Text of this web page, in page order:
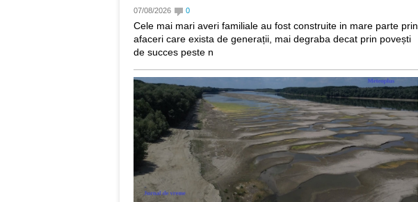
07/08/2026 0
Cele mai mari averi familiale au fost construite in mare parte prin
afaceri care exista de generații, mai degraba decat prin povești
de succes peste n